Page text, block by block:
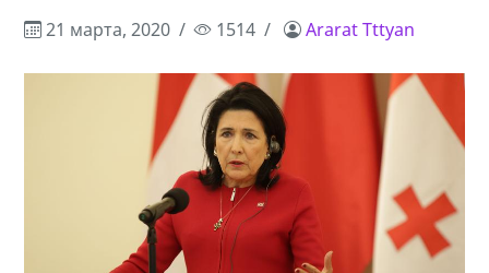
21 марта, 2020 1514 Ararat Tttyan